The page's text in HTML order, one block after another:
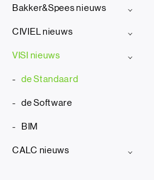
Bakker&Spees nieuws
CIVIEL nieuws
VISI nieuws
de Standaard
de Software
BIM
CALC nieuws